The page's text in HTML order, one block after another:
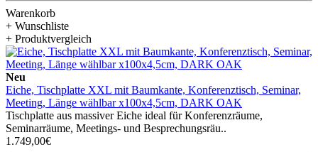
Warenkorb
+ Wunschliste
+ Produktvergleich
Neu
Eiche, Tischplatte XXL mit Baumkante, Konferenztisch, Seminar,
Meeting, Länge wählbar x100x4,5cm, DARK OAK
Tischplatte aus massiver Eiche ideal für Konferenzräume,
Seminarräume, Meetings- und Besprechungsräu..
1.749,00€